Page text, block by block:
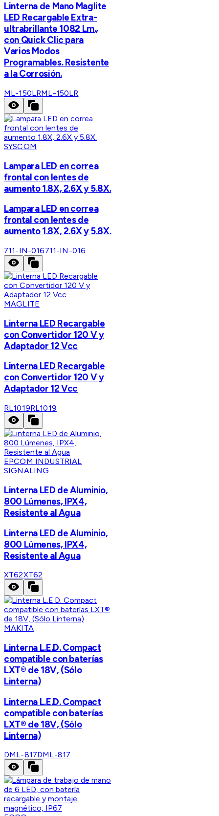
Linterna de Mano Maglite
LED Recargable Extra-
ultrabrillante 1082 Lm.,
con Quick Clic para
Varios Modos
Programables. Resistente
a la Corrosión.
ML-150LRML-150LR
SYSCOM
Lampara LED en correa
frontal con lentes de
aumento 1.8X, 2.6X y 5.8X.
Lampara LED en correa
frontal con lentes de
aumento 1.8X, 2.6X y 5.8X.
711-IN-016711-IN-016
MAGLITE
Linterna LED Recargable
con Convertidor 120 V y
Adaptador 12 Vcc
Linterna LED Recargable
con Convertidor 120 V y
Adaptador 12 Vcc
RL1019RL1019
EPCOM INDUSTRIAL
SIGNALING
Linterna LED de Aluminio,
800 Lúmenes, IPX4,
Resistente al Agua
Linterna LED de Aluminio,
800 Lúmenes, IPX4,
Resistente al Agua
XT62XT62
MAKITA
Linterna L.E.D. Compact
compatible con baterías
LXT® de 18V, (Sólo
Linterna)
Linterna L.E.D. Compact
compatible con baterías
LXT® de 18V, (Sólo
Linterna)
DML-817DML-817